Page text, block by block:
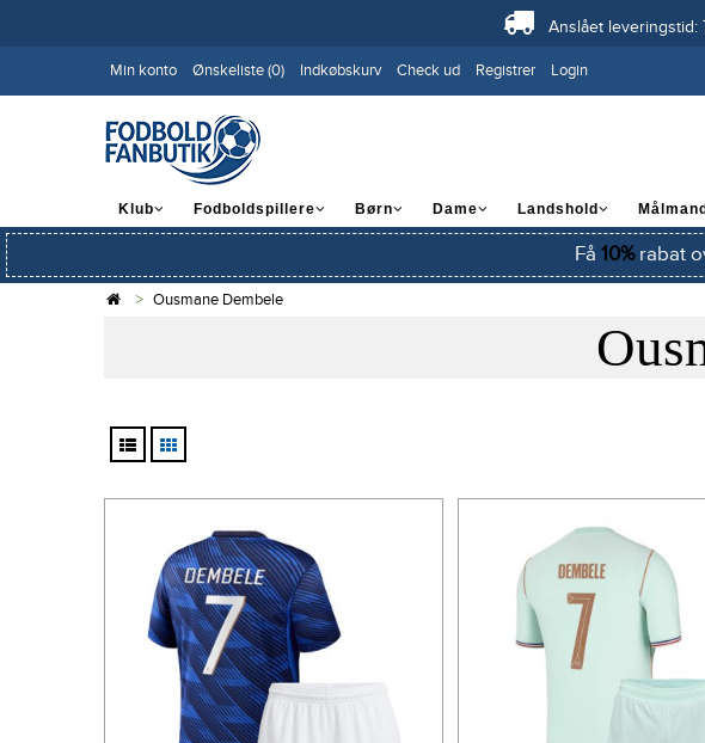
Anslået leveringstid:
Min konto Ønskeliste (0) Indkøbskurv Check ud Registrer Login
Klub Fodboldspillere Børn Dame Landshold Målmand
Få 10%rabat
Ousmane Dembele